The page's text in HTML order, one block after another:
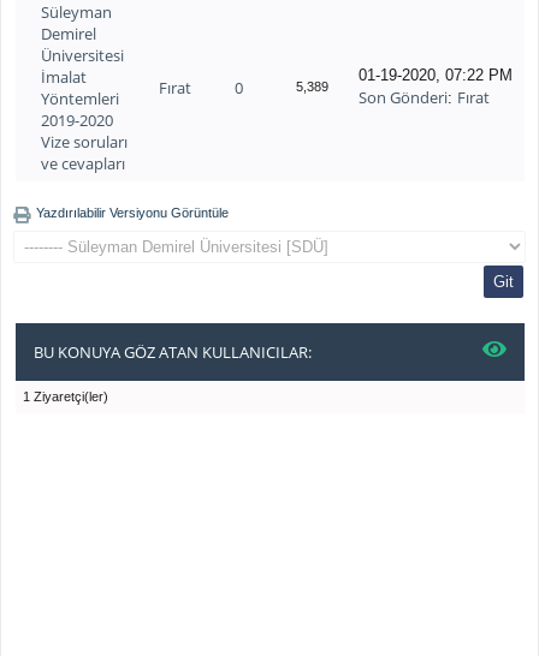
Süleyman
Demirel
Üniversitesi
İmalat
Yöntemleri
2019-2020
Vize soruları
ve cevapları
Fırat 0 5,389
01-19-2020, 07:22 PM
Son Gönderi: Fırat
Yazdırılabilir Versiyonu Görüntüle
BU KONUYA GÖZ ATAN KULLANICILAR:
1 Ziyaretçi(ler)